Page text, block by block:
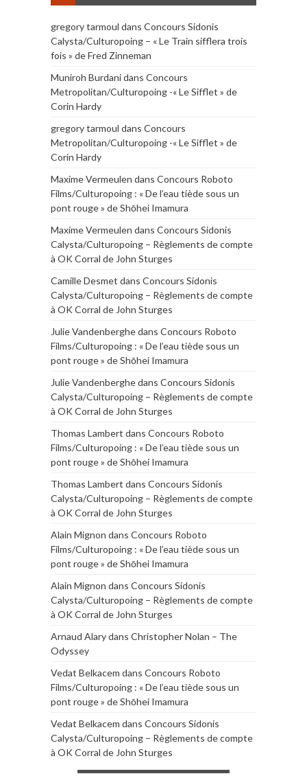
gregory tarmoul dans Concours Sidonis
Calysta/Culturopoing – « Le Train sifflera trois
fois » de Fred Zinneman
Muniroh Burdanidans Concours
Metropolitan/Culturopoing -« Le Sifflet » de
Corin Hardy
gregory tarmoul dans Concours
Metropolitan/Culturopoing -« Le Sifflet » de
Corin Hardy
Maxime Vermeulen dans Concours Roboto
Films/Culturopoing : « De l’eau tiède sous un
pont rouge » de Shōhei Imamura
Maxime Vermeulen dans Concours Sidonis
Calysta/Culturopoing – Règlements de compte
à OK Corral de John Sturges
Camille Desmet dans Concours Sidonis
Calysta/Culturopoing – Règlements de compte
à OK Corral de John Sturges
Julie Vandenberghedans Concours Roboto
Films/Culturopoing : « De l’eau tiède sous un
pont rouge » de Shōhei Imamura
Julie Vandenberghedans Concours Sidonis
Calysta/Culturopoing – Règlements de compte
à OK Corral de John Sturges
Thomas Lambert dans Concours Roboto
Films/Culturopoing : « De l’eau tiède sous un
pont rouge » de Shōhei Imamura
Thomas Lambert dans Concours Sidonis
Calysta/Culturopoing – Règlements de compte
à OK Corral de John Sturges
Alain Mignon dans Concours Roboto
Films/Culturopoing : « De l’eau tiède sous un
pont rouge » de Shōhei Imamura
Alain Mignon dans Concours Sidonis
Calysta/Culturopoing – Règlements de compte
à OK Corral de John Sturges
Arnaud Alarydans Christopher Nolan – The
Odyssey
Vedat Belkacem dans Concours Roboto
Films/Culturopoing : « De l’eau tiède sous un
pont rouge » de Shōhei Imamura
Vedat Belkacem dans Concours Sidonis
Calysta/Culturopoing – Règlements de compte
à OK Corral de John Sturges